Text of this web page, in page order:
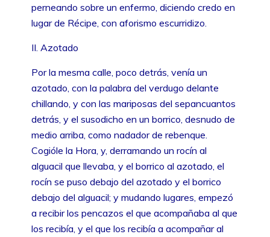
perneando sobre un enfermo, diciendo credo en
lugar de Récipe, con aforismo escurridizo.
II. Azotado
Por la mesma calle, poco detrás, venía un
azotado, con la palabra del verdugo delante
chillando, y con las mariposas del sepancuantos
detrás, y el susodicho en un borrico, desnudo de
medio arriba, como nadador de rebenque.
Cogióle la Hora, y, derramando un rocín al
alguacil que llevaba, y el borrico al azotado, el
rocín se puso debajo del azotado y el borrico
debajo del alguacil; y mudando lugares, empezó
a recibir los pencazos el que acompañaba al que
los recibía, y el que los recibía a acompañar al